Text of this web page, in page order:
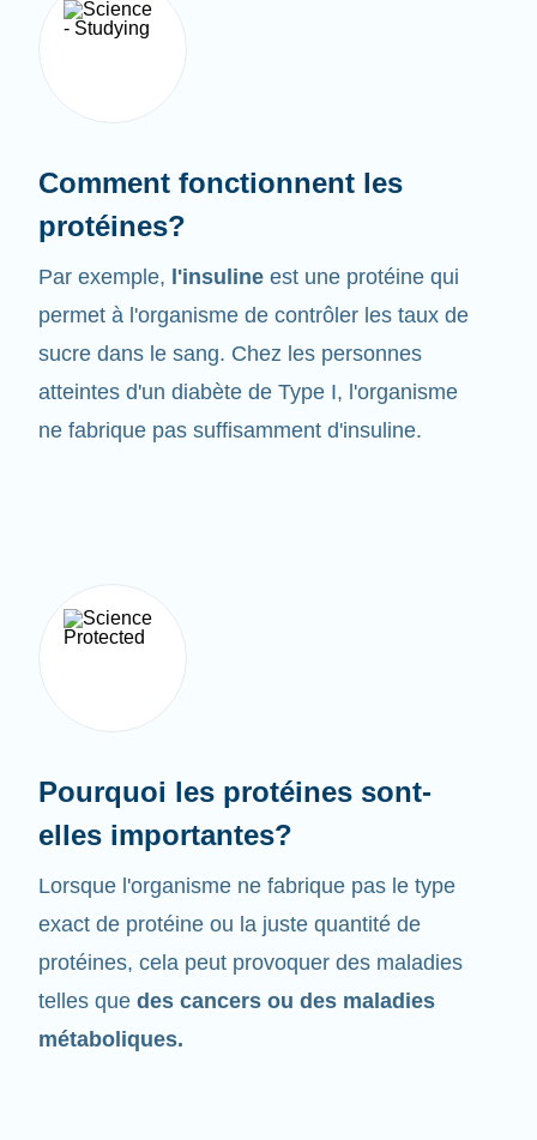
Comment fonctionnent les
protéines?
Par exemple, l'insuline est une protéine qui
permet à l'organisme de contrôler les taux de
sucre dans le sang. Chez les personnes
atteintes d'un diabète de Type I, l'organisme
ne fabrique pas suffisamment d'insuline.
Pourquoi les protéines sont-
elles importantes?
Lorsque l'organisme ne fabrique pas le type
exact de protéine ou la juste quantité de
protéines, cela peut provoquer des maladies
telles que des cancers ou des maladies
métaboliques.